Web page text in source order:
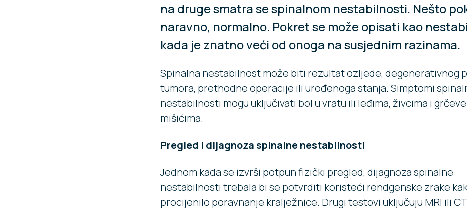
na druge smatra se spinalnom nestabilnosti. Nešto
naravno, normalno. Pokret se može opisati kao
kada je znatno veći od onoga na susjednim razinama.
Spinalna nestabilnost može biti rezultat ozljede, degenerativnog
tumora, prethodne operacije ili urođenoga stanja. Simptomi
nestabilnosti mogu uključivati bol u vratu ili leđima, živcima i grčeve
mišićima.
Pregled i dijagnoza spinalne nestabilnosti
Jednom kada se izvrši potpun fizički pregled, dijagnoza spinalne
nestabilnosti trebala bi se potvrditi koristeći rendgenske zrake
procijenilo poravnanje kralježnice. Drugi testovi uključuju MRI ili